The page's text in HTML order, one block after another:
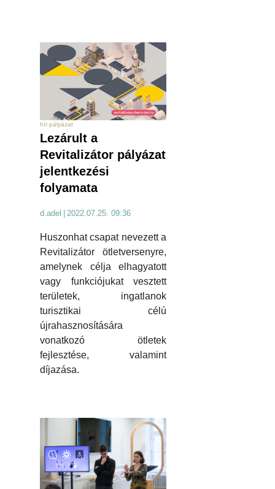
hír pályázat
Lezárult a
Revitalizátor pályázat
jelentkezési
folyamata
d.adel 2022.07.25. 09:36
Huszonhat csapat nevezett a
Revitalizátor ötletversenyre,
amelynek célja elhagyatott
vagy funkciójukat vesztett
területek, ingatlanok
turisztikai célú
újrahasznosítására
vonatkozó ötletek
fejlesztése, valamint
díjazása.